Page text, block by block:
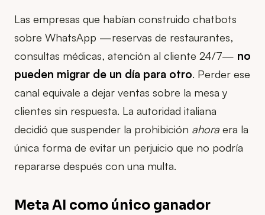
Las empresas que habían construido chatbots
sobre WhatsApp —reservas de restaurantes,
consultas médicas, atención al cliente 24/7— no
pueden migrar de un día para otro. Perder ese
canal equivale a dejar ventas sobre la mesa y
clientes sin respuesta. La autoridad italiana
decidió que suspender la prohibición ahora era la
única forma de evitar un perjuicio que no podría
repararse después con una multa.
Meta AI como único ganador